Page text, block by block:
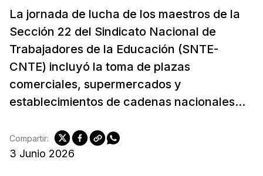
La jornada de lucha de los maestros de la
Sección 22 del Sindicato Nacional de
Trabajadores de la Educación (SNTE-
CNTE) incluyó la toma de plazas
comerciales, supermercados y
establecimientos de cadenas nacionales...
3 Junio 2026
Compartir: